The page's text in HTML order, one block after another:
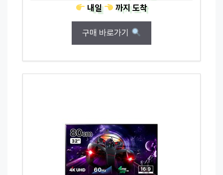
내일
까지도착
구매 바로가기